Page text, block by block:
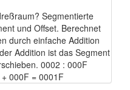
Segmentierte
und Offset. Berechnet
durch einfache Addition
Addition ist das Segment
0002 : 000F
000F = 0001F